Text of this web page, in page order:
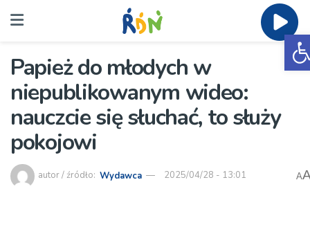
Papież do młodych w
niepublikowanym wideo:
nauczcie się słuchać, to służy
pokojowi
autor / źródło: Wydawca 2025/04/28 - 13:01 A